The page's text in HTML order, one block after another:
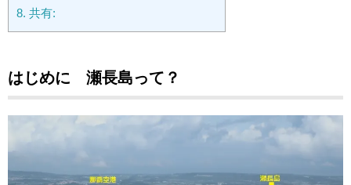
8. 共有:
はじめに 瀬長島って？